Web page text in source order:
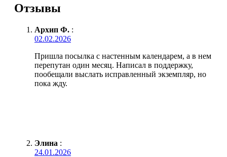
Отзывы
Архип Ф. :
02.02.2026
Пришла посылка с настенным календарем, а в нем
перепутан один месяц. Написал в поддержку,
пообещали выслать исправленный экземпляр, но
пока жду.
Элина :
24.01.2026